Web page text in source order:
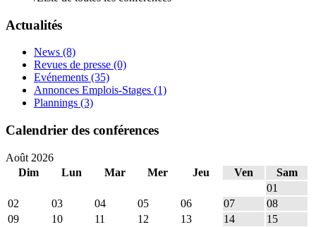
Actualités
News (8)
Revues de presse (0)
Evénements (35)
Annonces Emplois-Stages (1)
Plannings (3)
Calendrier des conférences
Août 2026
Dim
Lun Mar Mer Jeu Ven
Sam
01
02
03 04 05 06 07
08
09
10 11 12 13 14
15